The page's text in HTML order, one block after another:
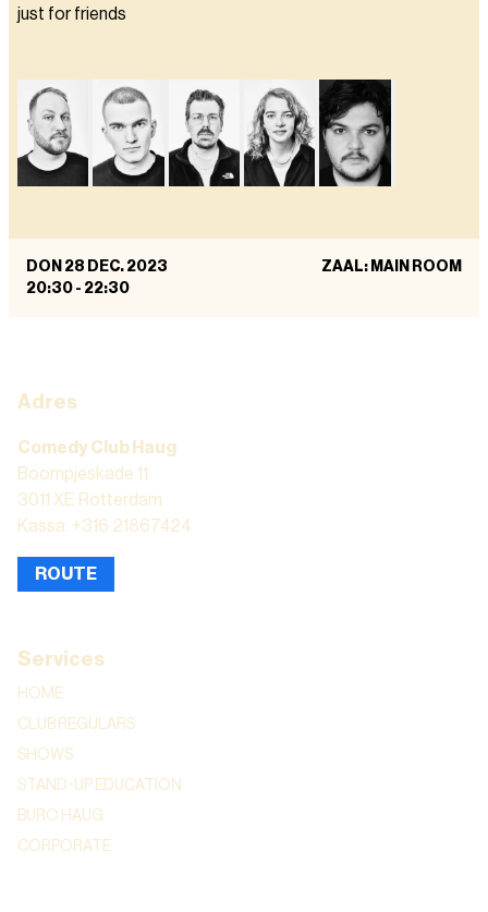
just for friends
DON 28 DEC. 2023
20:30 - 22:30
ZAAL: MAIN ROOM
Adres
Comedy Club Haug
Boompjeskade 11
3011 XE Rotterdam
Kassa: +316 21867424
ROUTE
Services
HOME
CLUB REGULARS
SHOWS
STAND-UP EDUCATION
BURO HAUG
CORPORATE